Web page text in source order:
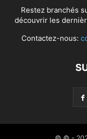
Restez branchés
découvrir les
Contactez-nous: